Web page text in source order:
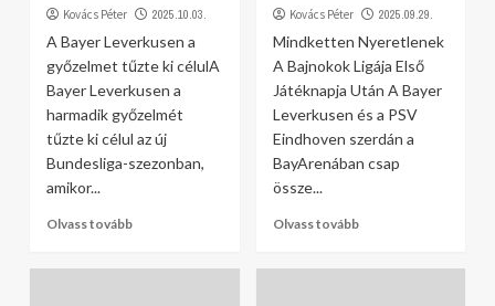
Kovács Péter 2025.10.03.
A Bayer Leverkusen a
győzelmet tűzte ki célulA
Bayer Leverkusen a
harmadik győzelmét
tűzte ki célul az új
Bundesliga-szezonban,
amikor...
Olvass tovább
Kovács Péter 2025.09.29.
Mindketten Nyeretlenek
A Bajnokok Ligája Első
Játéknapja Után A Bayer
Leverkusen és a PSV
Eindhoven szerdán a
BayArenában csap
össze...
Olvass tovább